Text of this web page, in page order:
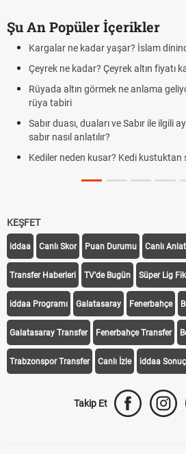
Şu An Popüler İçerikler
Kargalar ne kadar yaşar? İslam
Çeyrek ne kadar? Çeyrek altın fiyatı
Rüyada altın görmek ne anlama
rüya tabiri
Sabır duası, duaları ve Sabır ile ilgili
sabır nasıl anlatılır?
Kediler neden kusar? Kedi kustuktan
KEŞFET
iddaa Canlı Skor Puan Durumu Canlı
Transfer Haberleri TV'de Bugün Süper Lig
iddaa Programı Galatasaray Fenerbahçe
Galatasaray Transfer Fenerbahçe Transfer
Trabzonspor Transfer Canlı İzle iddaa
Takip Et